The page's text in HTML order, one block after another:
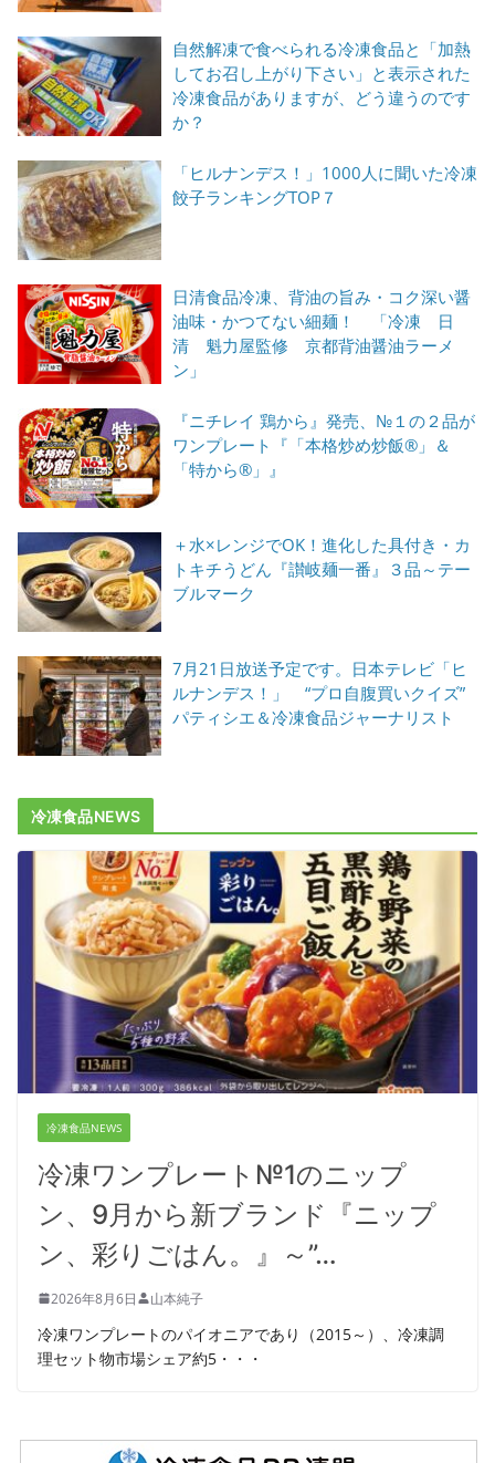
自然解凍で食べられる冷凍食品と「加熱
してお召し上がり下さい」と表示された
冷凍食品がありますが、どう違うのです
か？
「ヒルナンデス！」1000人に聞いた冷凍
餃子ランキングTOP７
日清食品冷凍、背油の旨み・コク深い醤
油味・かつてない細麺！ 「冷凍 日
清 魁力屋監修 京都背油醤油ラーメ
ン」
『ニチレイ 鶏から』発売、№１の２品が
ワンプレート『「本格炒め炒飯®」＆
「特から®」』
＋水×レンジでOK！進化した具付き・カ
トキチうどん『讃岐麺一番』３品～テー
ブルマーク
7月21日放送予定です。日本テレビ「ヒ
ルナンデス！」 “プロ自腹買いクイズ”
パティシエ＆冷凍食品ジャーナリスト
冷凍食品NEWS
冷凍食品NEWS
冷凍ワンプレート№1のニップ
ン、9月から新ブランド『ニップ
ン、彩りごはん。』～”…
2026年8月6日 山本純子
冷凍ワンプレートのパイオニアであり（2015～）、冷凍調
理セット物市場シェア約5・・・